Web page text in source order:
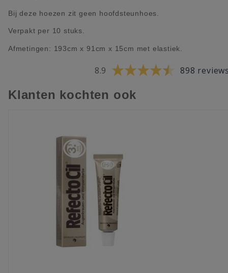
Bij deze hoezen zit geen hoofdsteunhoes.
Verpakt per 10 stuks.
Afmetingen: 193cm x 91cm x 15cm met elastiek.
8.9 898
Klanten kochten ook